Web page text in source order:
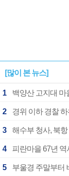
[많이 본 뉴스]
1 백양산 고지대 마
2 경위 이하 경찰
3 해수부 청사, 북
4 피란마을 67년
5 부울경 주말부터